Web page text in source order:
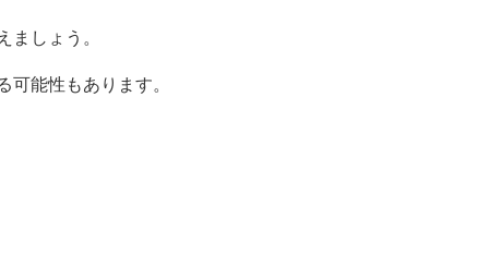
ましょう。
能性もあります。